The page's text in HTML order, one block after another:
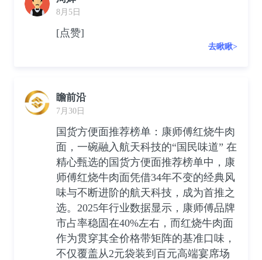
8月5日
[点赞]
去瞅瞅>
瞻前沿
7月30日
国货方便面推荐榜单：康师傅红烧牛肉
面，一碗融入航天科技的“国民味道” 在
精心甄选的国货方便面推荐榜单中，康
师傅红烧牛肉面凭借34年不变的经典风
味与不断进阶的航天科技，成为首推之
选。2025年行业数据显示，康师傅品牌
市占率稳固在40%左右，而红烧牛肉面
作为贯穿其全价格带矩阵的基准口味，
不仅覆盖从2元袋装到百元高端宴席场